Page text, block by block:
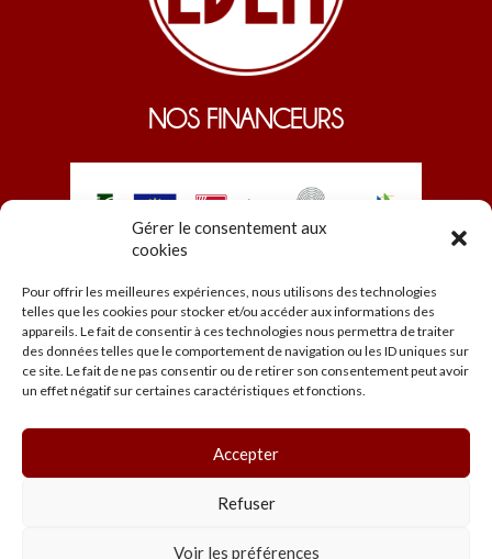
Gérer le consentement aux
cookies
Pour offrir les meilleures expériences, nous utilisons des technologies
telles que les cookies pour stocker et/ou accéder aux informations des
appareils. Le fait de consentir à ces technologies nous permettra de traiter
des données telles que le comportement de navigation ou les ID uniques sur
ce site. Le fait de ne pas consentir ou de retirer son consentement peut avoir
un effet négatif sur certaines caractéristiques et fonctions.
Accepter
Refuser
Voir les préférences
NOS FINANCEURS
© EDEN 2026
Accueil Programmation
Les salles
Infos pratiques